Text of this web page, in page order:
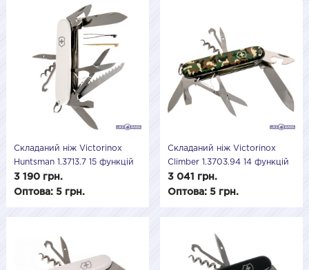
Складаний ніж Victorinox
Huntsman 1.3713.7 15 функцій
3 190 грн.
Оптова: 5 грн.
Складаний ніж Victorinox
Climber 1.3703.94 14 функцій
3 041 грн.
Оптова: 5 грн.